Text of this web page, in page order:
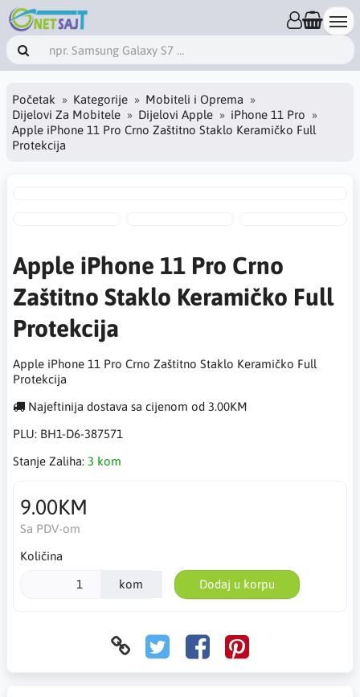
Početak Kategorije
Mobiteli i Oprema
Dijelovi Za Mobitele
Dijelovi Apple
iPhone 11 Pro
Apple iPhone 11 Pro Crno Zaštitno Staklo Keramičko Full
Protekcija
Apple iPhone 11 Pro Crno
Zaštitno Staklo Keramičko Full
Protekcija
Apple iPhone 11 Pro Crno Zaštitno Staklo Keramičko Full
Protekcija
Najeftinija dostava sa cijenom od 3.00KM
PLU: BH1-D6-387571
Stanje Zaliha: 3 kom
9.00KM
Sa PDV-om
Količina
kom Dodaj u korpu